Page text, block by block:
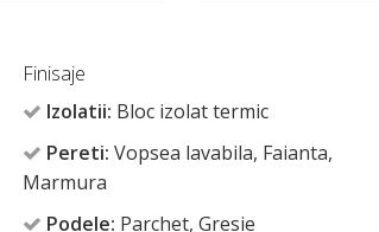
Finisaje
Izolatii: Bloc izolat termic
Pereti: Vopsea lavabila, Faianta,
Marmura
Podele: Parchet, Gresie